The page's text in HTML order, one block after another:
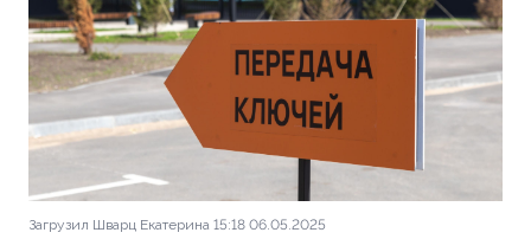
Загрузил Шварц Екатерина 15:18 06.05.2025